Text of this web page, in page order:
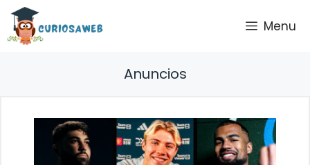
Saltar
contenido
Menu
Anuncios